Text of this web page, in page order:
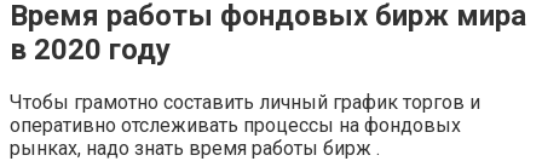
Время работы фондовых бирж мира
в 2020 году
Чтобы грамотно составить личный график торгов и
оперативно отслеживать процессы на фондовых
рынках, надо знать время работы бирж .